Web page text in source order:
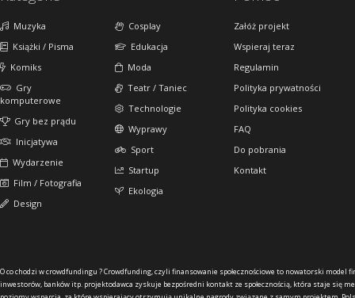
Muzyka
Książki / Pisma
Komiks
Gry
komputerowe
Gry bez prądu
Inicjatywa
Wydarzenie
Film / Fotografia
Design
Cosplay
Edukacja
Moda
Teatr / Taniec
Technologie
Wyprawy
Sport
Startup
Ekologia
Załóż projekt
Wspieraj teraz
Regulamin
Polityka prywatności
Polityka cookies
FAQ
Do pobrania
Kontakt
O co chodzi w crowdfundingu ?Crowdfunding, czyli finansowanie społecznościowe to nowatorski model
inwestorów, banków itp. projektodawca zyskuje bezpośredni kontakt ze społecznością, która staje się